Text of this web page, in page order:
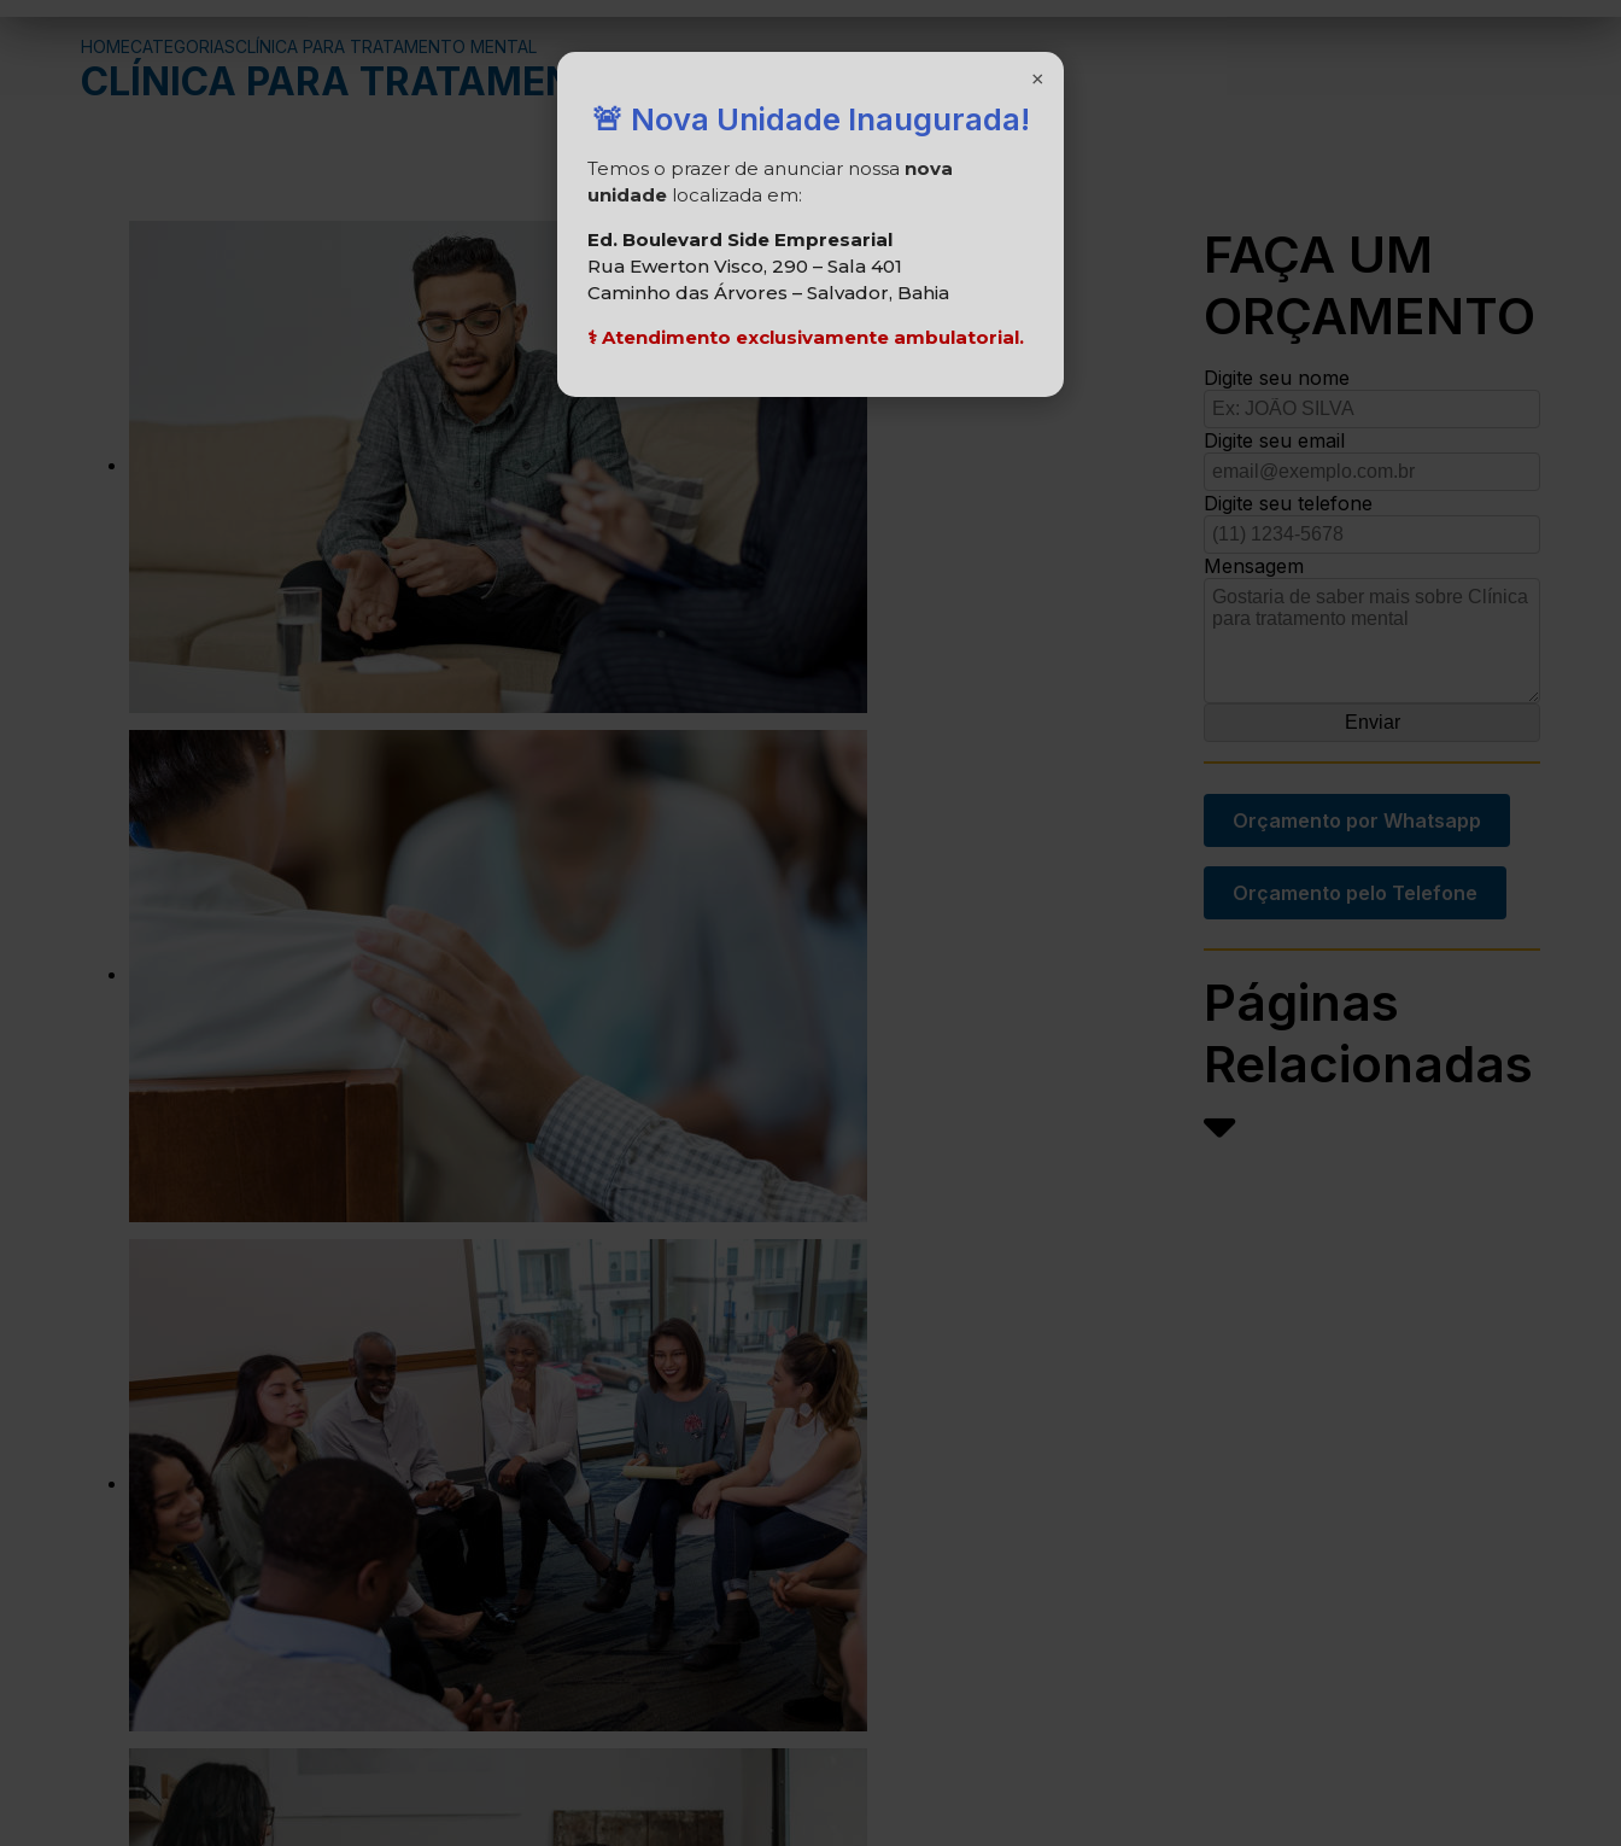
HOMECATEGORIASCLÍNICA PARA TRATAMENTO MENTAL
CLÍNICA PARA TRATAMENTO MENTAL
FAÇA UM
ORÇAMENTO
Digite seu nome
Digite seu email
Digite seu telefone
Mensagem
Orçamento por Whatsapp
Orçamento pelo Telefone
Páginas
Relacionadas
×
🚨 Nova Unidade Inaugurada!
Temos o prazer de anunciar nossa nova
unidade localizada em:
Ed. Boulevard Side Empresarial
Rua Ewerton Visco, 290 – Sala 401
Caminho das Árvores – Salvador, Bahia
⚕️ Atendimento exclusivamente ambulatorial.